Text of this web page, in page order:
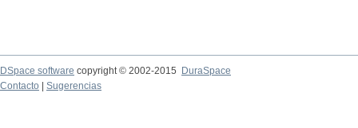
DSpace software copyright © 2002-2015
DuraSpace
Contacto
Sugerencias